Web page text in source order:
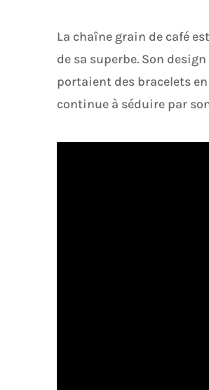
La chaîne grain de café
de sa superbe. Son
portaient des bracelets
continue à séduire par